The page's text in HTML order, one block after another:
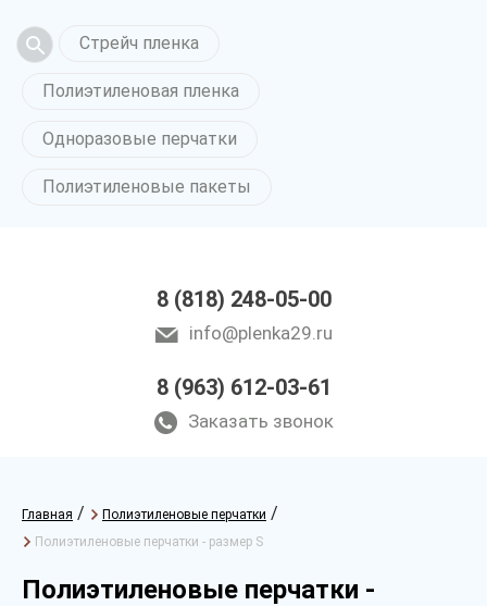
Стрейч пленка
Полиэтиленовая пленка
Одноразовые перчатки
Полиэтиленовые пакеты
8 (818) 248-05-00
info@plenka29.ru
8 (963) 612-03-61
Заказать звонок
Главная / Полиэтиленовые перчатки /
Полиэтиленовые перчатки - размер S
Полиэтиленовые перчатки -